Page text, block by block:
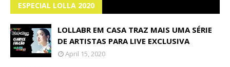
ESPECIAL LOLLA 2020
LOLLABR EM CASA TRAZ MAIS UMA SÉRIE
DE ARTISTAS PARA LIVE EXCLUSIVA
April 15, 2020